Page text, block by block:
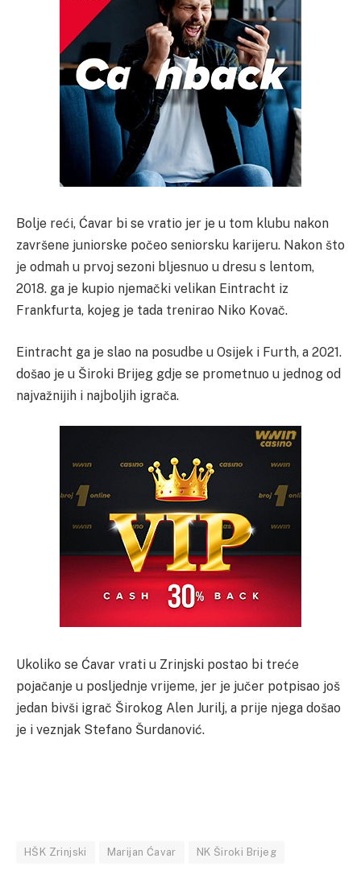
Bolje reći, Ćavar bi se vratio jer je u tom klubu nakon
završene juniorske počeo seniorsku karijeru. Nakon što
je odmah u prvoj sezoni bljesnuo u dresu s lentom,
2018. ga je kupio njemački velikan Eintracht iz
Frankfurta, kojeg je tada trenirao Niko Kovač.
Eintracht ga je slao na posudbe u Osijek i Furth, a 2021.
došao je u Široki Brijeg gdje se prometnuo u jednog od
najvažnijih i najboljih igrača.
Ukoliko se Ćavar vrati u Zrinjski postao bi treće
pojačanje u posljednje vrijeme, jer je jučer potpisao još
jedan bivši igrač Širokog Alen Jurilj, a prije njega došao
je i veznjak Stefano Šurdanović.
HŠK Zrinjski Marijan Ćavar NK Široki Brijeg